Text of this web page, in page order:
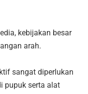
kebijakan besar
arah.
sangat diperlukan
pupuk serta alat